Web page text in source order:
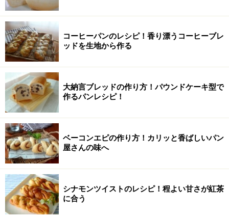
コーヒーパンのレシピ！香り漂うコーヒーブレ
ッドを生地から作る
大納言ブレッドの作り方！パウンドケーキ型で
作るパンレシピ！
ベーコンエピの作り方！カリッと香ばしいパン
屋さんの味へ
シナモンツイストのレシピ！程よい甘さが紅茶
に合う